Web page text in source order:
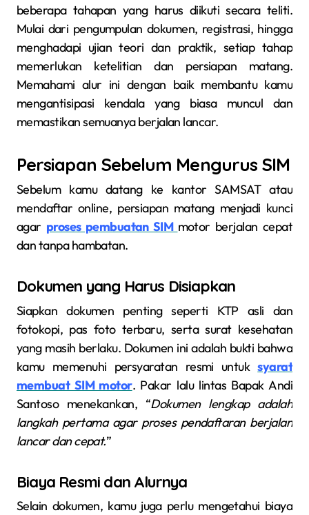
beberapa tahapan yang harus diikuti secara teliti.
Mulai dari pengumpulan dokumen, registrasi, hingga
menghadapi ujian teori dan praktik, setiap tahap
memerlukan ketelitian dan persiapan matang.
Memahami alur ini dengan baik membantu kamu
mengantisipasi kendala yang biasa muncul dan
memastikan semuanya berjalan lancar.
Persiapan Sebelum Mengurus SIM
Sebelum kamu datang ke kantor SAMSAT atau
mendaftar online, persiapan matang menjadi kunci
agar proses pembuatan SIM motor berjalan cepat
dan tanpa hambatan.
Dokumen yang Harus Disiapkan
Siapkan dokumen penting seperti KTP asli dan
fotokopi, pas foto terbaru, serta surat kesehatan
yang masih berlaku. Dokumen ini adalah bukti bahwa
kamu memenuhi persyaratan resmi untuksyarat
membuat SIM motor. Pakar lalu lintas Bapak Andi
Santoso menekankan, “Dokumen lengkap adalah
langkah pertama agar proses pendaftaran berjalan
lancar dan cepat.”
Biaya Resmi dan Alurnya
Selain dokumen, kamu juga perlu mengetahui biaya